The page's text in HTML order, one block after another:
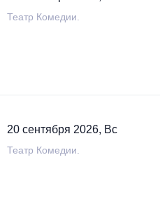
Театр Комедии.
20 сентября 2026, Вс
Театр Комедии.